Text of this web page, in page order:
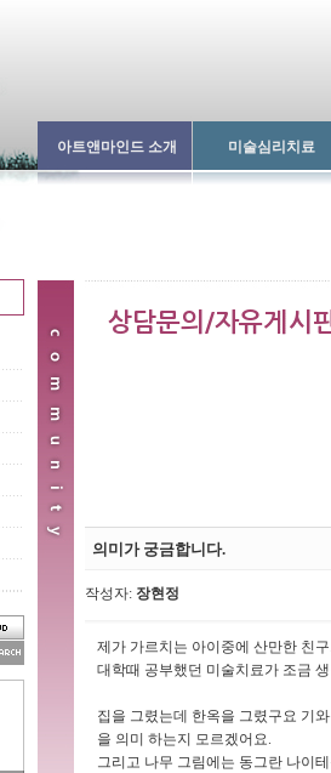
아트앤마인드 소개 미술심리치료
의미가 궁금합니다.
작성자: 장현정
제가 가르치는 아이중에 산만한 친
대학때 공부했던 미술치료가 조금
집을 그렸는데 한옥을 그렸구요 기
을 의미 하는지 모르겠어요.
그리고 나무 그림에는 동그란 나이